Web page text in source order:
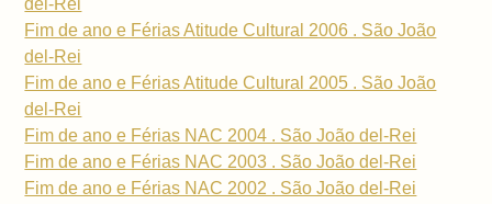
del-Rei
Fim de ano e Férias Atitude Cultural 2006 . São João
del-Rei
Fim de ano e Férias Atitude Cultural 2005 . São João
del-Rei
Fim de ano e Férias NAC 2004 . São João del-Rei
Fim de ano e Férias NAC 2003 . São João del-Rei
Fim de ano e Férias NAC 2002 . São João del-Rei